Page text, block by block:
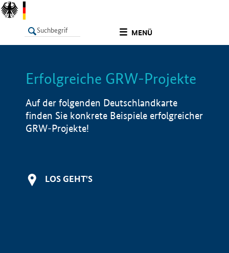
MENÜ
LISTE Info
Erfolgreiche GRW-Projekte
Auf der folgenden Deutschlandkarte
finden Sie konkrete Beispiele erfolgreicher
GRW-Projekte!
LOS GEHT'S